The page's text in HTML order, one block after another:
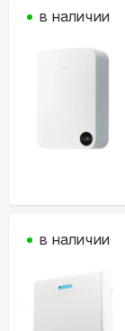
в наличии
в наличии